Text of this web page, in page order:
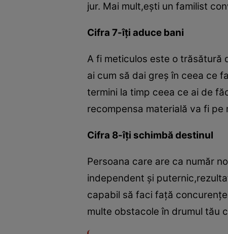
jur. Mai mult,eşti un familist
Cifra 7-îţi aduce bani
A fi meticulos este o trăsătură
ai cum să dai greş în ceea ce
termini la timp ceea ce ai de
recompensa materială va fi pe
Cifra 8-îţi schimbă destinul
Persoana care are ca număr
independent şi
capabil să faci faţă
multe obstacole în drumul tău